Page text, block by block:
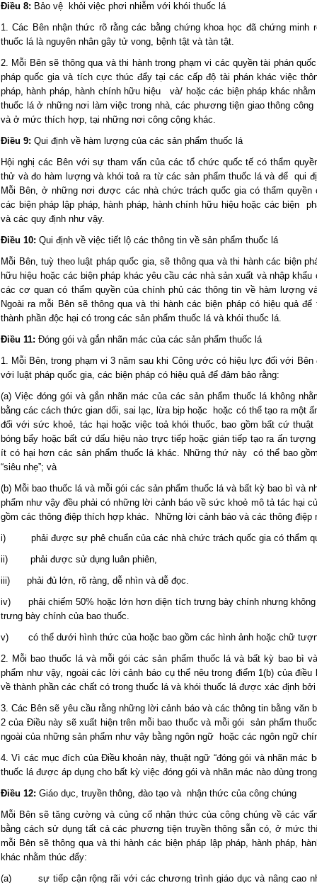
Điều 8: Bảo vệ khỏi việc phơi nhiễm với khói thuốc lá
1. Các Bên nhận thức rõ rằng các bằng chứng khoa học đã chứng minh
thuốc lá là nguyên nhân gây tử vong, bệnh tật và tàn tật.
2. Mỗi Bên sẽ thông qua và thi hành trong phạm vi các quyền tài phán
pháp quốc gia và tích cực thúc đẩy tại các cấp độ tài phán khác việc
pháp, hành pháp, hành chính hữu hiệu và/ hoặc các biện pháp khác
thuốc lá ở những nơi làm việc trong nhà, các phương tiện giao thông
và ở mức thích hợp, tại những nơi công cộng khác.
Điều 9: Qui định về hàm lượng của các sản phẩm thuốc lá
Hội nghị các Bên với sự tham vấn của các tổ chức quốc tế có thẩm
thử và đo hàm lượng và khói toả ra từ các sản phẩm thuốc lá và để qui
Mỗi Bên, ở những nơi được các nhà chức trách quốc gia có thẩm quyền
các biện pháp lập pháp, hành pháp, hành chính hữu hiệu hoặc các biện
và các quy định như vậy.
Điều 10: Qui định về việc tiết lộ các thông tin về sản phẩm thuốc lá
Mỗi Bên, tuỳ theo luật pháp quốc gia, sẽ thông qua và thi hành các biện
hữu hiệu hoặc các biện pháp khác yêu cầu các nhà sản xuất và nhập
các cơ quan có thẩm quyền của chính phủ các thông tin về hàm lượng
Ngoài ra mỗi Bên sẽ thông qua và thi hành các biện pháp có hiệu quả
thành phần độc hại có trong các sản phẩm thuốc lá và khói thuốc lá.
Điều 11: Đóng gói và gắn nhãn mác của các sản phẩm thuốc lá
1. Mỗi Bên, trong phạm vi 3 năm sau khi Công ước có hiệu lực đối với
với luật pháp quốc gia, các biện pháp có hiệu quả để đảm bảo rằng:
(a) Việc đóng gói và gắn nhãn mác của các sản phẩm thuốc lá không
bằng các cách thức gian dối, sai lạc, lừa bịp hoặc hoặc có thể tạo ra một
đối với sức khoẻ, tác hại hoặc việc toả khói thuốc, bao gồm bất cứ
bóng bẩy hoặc bất cứ dấu hiệu nào trực tiếp hoặc gián tiếp tạo ra ấn
ít có hại hơn các sản phẩm thuốc lá khác. Những thứ này có thể bao
“siêu nhẹ”; và
(b) Mỗi bao thuốc lá và mỗi gói các sản phẩm thuốc lá và bất kỳ bao bì và
phẩm như vậy đều phải có những lời cảnh báo về sức khoẻ mô tả tác hại
gồm các thông điệp thích hợp khác. Những lời cảnh báo và các thông điệp
i) phải được sự phê chuẩn của các nhà chức trách quốc gia có thẩm
ii) phải được sử dụng luân phiên,
iii) phải đủ lớn, rõ ràng, dễ nhìn và dễ đọc.
iv) phải chiếm 50% hoặc lớn hơn diện tích trưng bày chính nhưng
trưng bày chính của bao thuốc.
v) có thể dưới hình thức của hoặc bao gồm các hình ảnh hoặc chữ
2. Mỗi bao thuốc lá và mỗi gói các sản phẩm thuốc lá và bất kỳ bao bì
phẩm như vậy, ngoài các lời cảnh báo cụ thể nêu trong điểm 1(b) của
về thành phần các chất có trong thuốc lá và khói thuốc lá được xác định
3. Các Bên sẽ yêu cầu rằng những lời cảnh báo và các thông tin bằng văn
2 của Điều này sẽ xuất hiện trên mỗi bao thuốc và mỗi gói sản phẩm
ngoài của những sản phẩm như vậy bằng ngôn ngữ hoặc các ngôn ngữ
4. Vì các mục đích của Điều khoản này, thuật ngữ “đóng gói và nhãn mác
thuốc lá được áp dụng cho bất kỳ việc đóng gói và nhãn mác nào dùng
Điều 12: Giáo dục, truyền thông, đào tạo và nhận thức của công chúng
Mỗi Bên sẽ tăng cường và củng cố nhận thức của công chúng về các
bằng cách sử dụng tất cả các phương tiện truyền thông sẵn có, ở mức
mỗi Bên sẽ thông qua và thi hành các biện pháp lập pháp, hành pháp,
khác nhằm thúc đẩy:
(a) sự tiếp cận rộng rãi với các chương trình giáo dục và nâng cao